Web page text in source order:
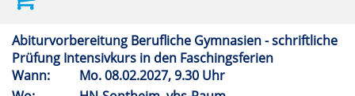
Abiturvorbereitung Berufliche Gymnasien - schriftliche
Prüfung Intensivkurs in den Faschingsferien
Wann:
Mo.08.02.2027, 9.30 Uhr